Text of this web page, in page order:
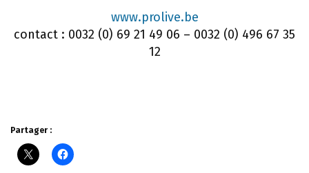
www.prolive.be
contact : 0032 (0) 69 21 49 06 – 0032 (0) 496 67 35
12
Partager :